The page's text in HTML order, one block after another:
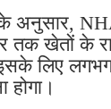
के अनुसार,
खेतों के
लिए